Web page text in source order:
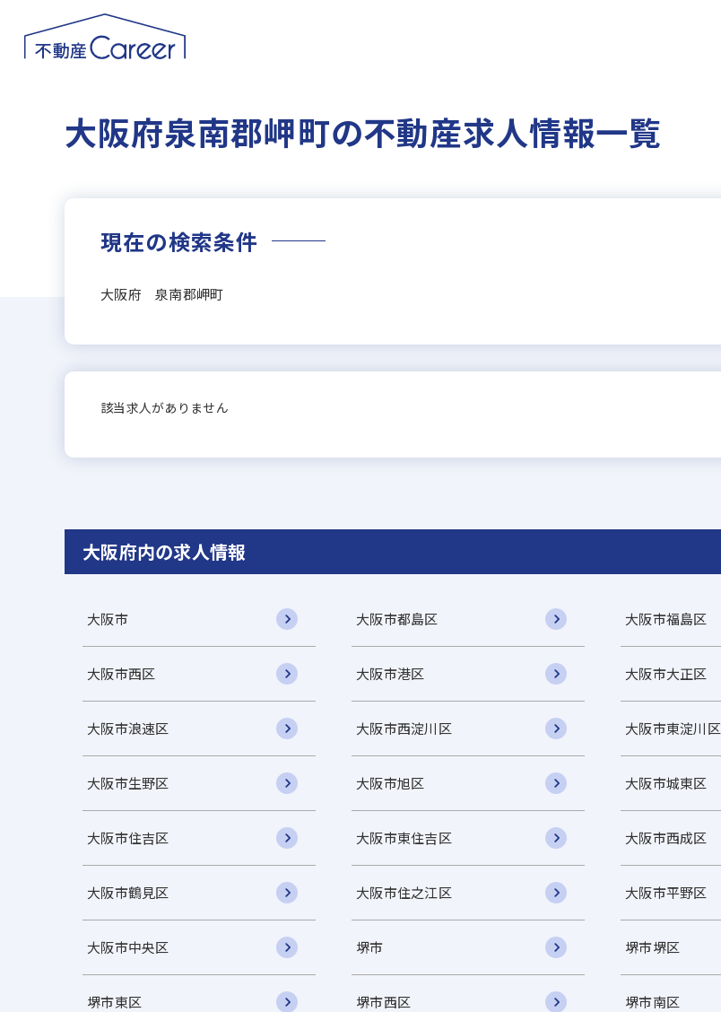
大阪府泉南郡岬町の不動産求人情報一覧
現在の検索条件
大阪府 泉南郡岬町
該当求人がありません
大阪府内の求人情報
大阪市 大阪市都島区 大阪市福島区
大阪市西区 大阪市港区 大阪市大正区
大阪市浪速区 大阪市西淀川区 大阪市東淀川区
大阪市生野区 大阪市旭区 大阪市城東区
大阪市住吉区 大阪市東住吉区 大阪市西成区
大阪市鶴見区 大阪市住之江区 大阪市平野区
大阪市中央区 堺市 堺市堺区
堺市東区 堺市西区 堺市南区